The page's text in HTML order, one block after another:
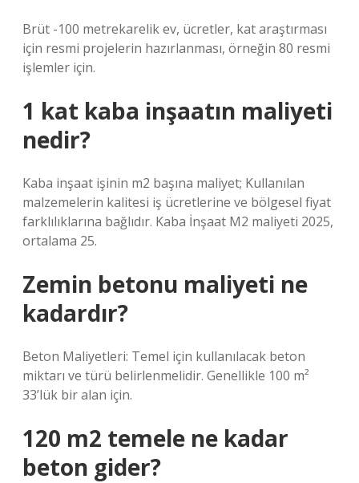
Brüt -100 metrekarelik ev, ücretler, kat araştırması
için resmi projelerin hazırlanması, örneğin 80 resmi
işlemler için.
1 kat kaba inşaatın maliyeti
nedir?
Kaba inşaat işinin m2 başına maliyet; Kullanılan
malzemelerin kalitesi iş ücretlerine ve bölgesel fiyat
farklılıklarına bağlıdır. Kaba İnşaat M2 maliyeti 2025,
ortalama 25.
Zemin betonu maliyeti ne
kadardır?
Beton Maliyetleri: Temel için kullanılacak beton
miktarı ve türü belirlenmelidir. Genellikle 100 m²
33’lük bir alan için.
120 m2 temele ne kadar
beton gider?